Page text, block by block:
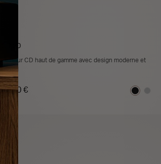
CD 60
Lecteur CD haut de gamme avec design moderne et
HDAM
1 100 €